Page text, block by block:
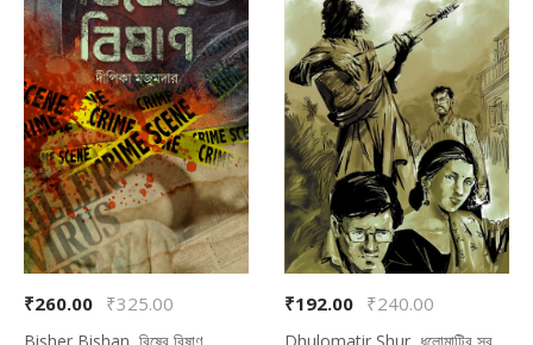
₹260.00 ₹325.00 ₹192.00 ₹240.00